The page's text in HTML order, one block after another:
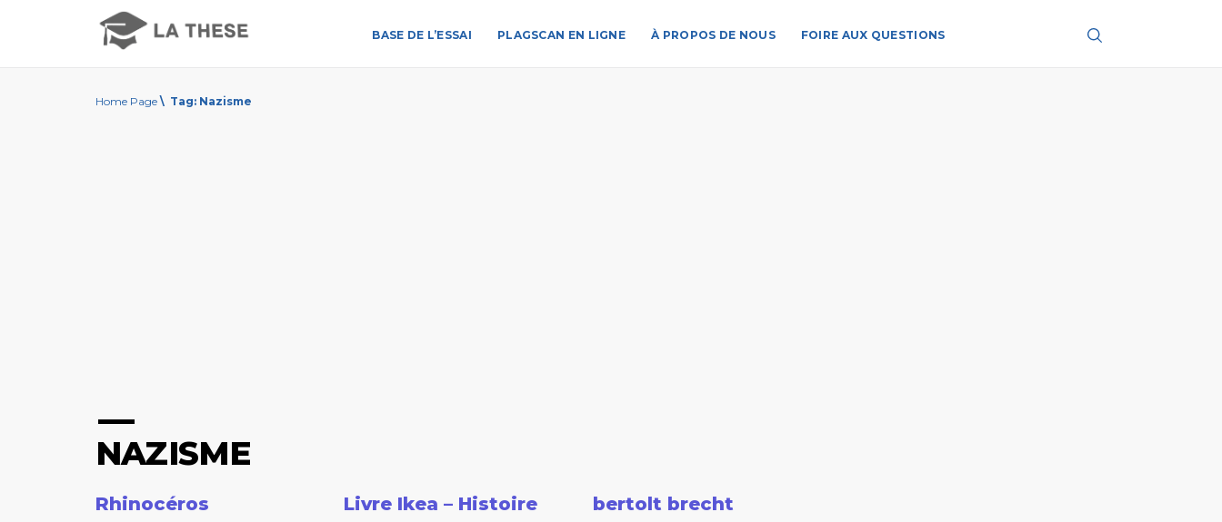
BASE DE L’ESSAI PLAGSCAN EN LIGNE À PROPOS DE NOUS FOIRE AUX QUESTIONS
Home Page \ Tag: Nazisme
NAZISME
Rhinocéros Livre Ikea – Histoire bertolt brecht